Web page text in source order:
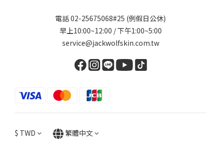
電話 02-25675068#25 (例假日公休)
早上10:00~12:00 / 下午1:00~5:00
service@jackwolfskin.com.tw
$ TWD 繁體中文